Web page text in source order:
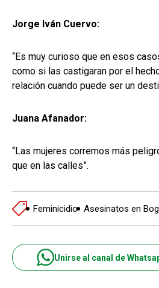
Jorge Iván Cuervo:
“Es muy curioso que en esos
como si las castigaran por el
relación cuando puede ser un
Juana Afanador:
“Las mujeres corremos más
que en las calles”.
Feminicidio Asesinatos en
Unirse al canal de